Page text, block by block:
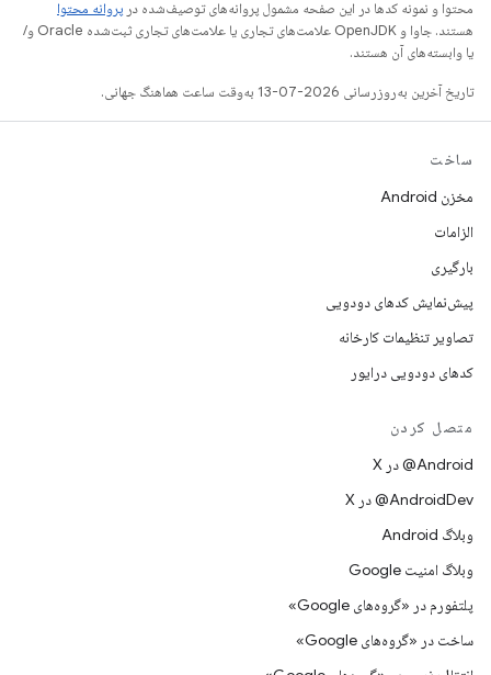
محتوا و نمونه کدها در این صفحه مشمول پروانه‌های توصیف‌شده در پروانه محتوا
هستند. جاوا و OpenJDK علامت‌های تجاری یا علامت‌های تجاری ثبت‌شده Oracle و/
یا وابسته‌های آن هستند.
تاریخ آخرین به‌روزرسانی 2026-07-13 به‌وقت ساعت هماهنگ جهانی.
ساخت
مخزن Android
الزامات
بارگیری
پیش‌نمایش کدهای دودویی
تصاویر تنظیمات کارخانه
کدهای دودویی درایور
متصل کردن
‫‎@Android در X
‫‎@AndroidDev در X
وبلاگ Android
وبلاگ امنیت Google
پلتفورم در «گروه‌های Google»
ساخت در «گروه‌های Google»